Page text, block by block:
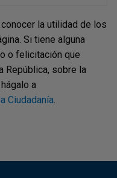
la utilidad de los
Si tiene alguna
o felicitación que
República, sobre la
a
Ciudadanía.